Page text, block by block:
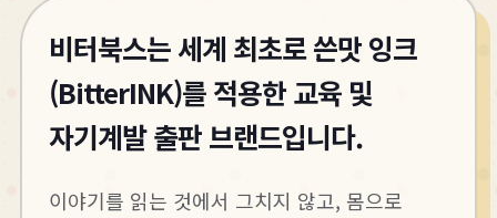
비터북스는 세계 최초로 쓴맛 잉크
(BitterINK)를 적용한 교육 및
자기계발 출판 브랜드입니다.
이야기를 읽는 것에서 그치지 않고, 몸으로